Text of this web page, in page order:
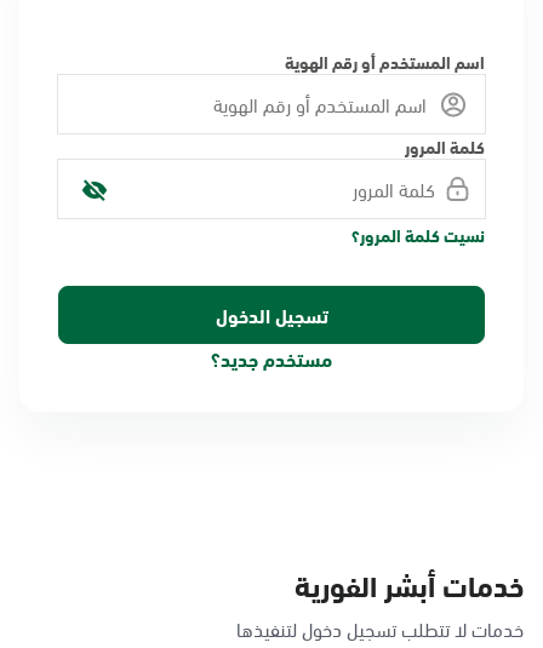
اسم المستخدم أو رقم الهوية
كلمة المرور
نسيت كلمة المرور؟
مستخدم جديد؟
خدمات أبشر الفورية
خدمات لا تتطلب تسجيل دخول لتنفيذها